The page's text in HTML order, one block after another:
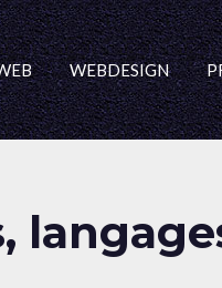
WEBDESIGN